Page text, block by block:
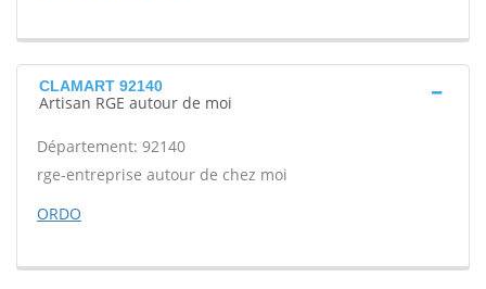
CLAMART 92140
Artisan RGE autour de moi
Département: 92140
rge-entreprise autour de chez moi
ORDO